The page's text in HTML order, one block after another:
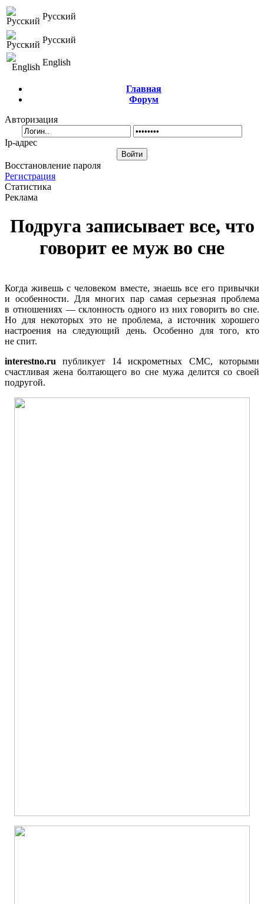
Русский
Русский
English
Главная
Форум
Авторизация
Ip-адрес
Восстановление пароля
Регистрация
Статистика
Реклама
Подруга записывает все, что
говорит ее муж во сне
Когда живешь с человеком вместе, знаешь все его привычки
и особенности. Для многих пар самая серьезная проблема
в отношениях — склонность одного из них говорить во сне.
Но для некоторых это не проблема, а источник хорошего
настроения на следующий день. Особенно для того, кто
не спит.
interestno.ru публикует 14 искрометных СМС, которыми
счастливая жена болтающего во сне мужа делится со своей
подругой.